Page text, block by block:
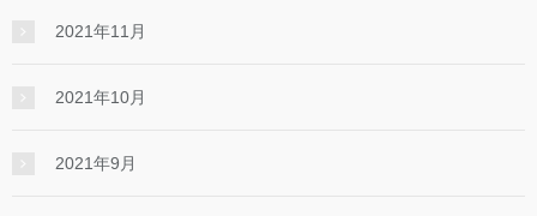
2021年11月
2021年10月
2021年9月